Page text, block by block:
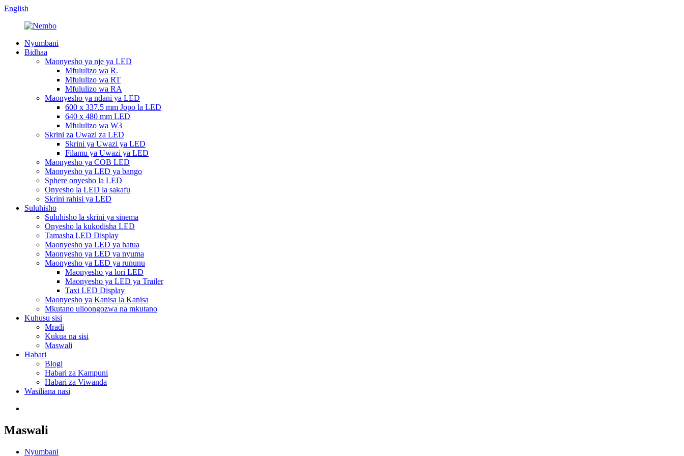
English
Nyumbani
Bidhaa
Maonyesho ya nje ya LED
Mfululizo wa R.
Mfululizo wa RT
Mfululizo wa RA
Maonyesho ya ndani ya LED
600 x 337.5 mm Jopo la LED
640 x 480 mm LED
Mfululizo wa W3
Skrini za Uwazi za LED
Skrini ya Uwazi ya LED
Filamu ya Uwazi ya LED
Maonyesho ya COB LED
Maonyesho ya LED ya bango
Sphere onyesho la LED
Onyesho la LED la sakafu
Skrini rahisi ya LED
Suluhisho
Suluhisho la skrini ya sinema
Onyesho la kukodisha LED
Tamasha LED Display
Maonyesho ya LED ya hatua
Maonyesho ya LED ya nyuma
Maonyesho ya LED ya rununu
Maonyesho ya lori LED
Maonyesho ya LED ya Trailer
Taxi LED Display
Maonyesho ya Kanisa la Kanisa
Mkutano ulioongozwa na mkutano
Kuhusu sisi
Mradi
Kukua na sisi
Maswali
Habari
Blogi
Habari za Kampuni
Habari za Viwanda
Wasiliana nasi
Maswali
Nyumbani